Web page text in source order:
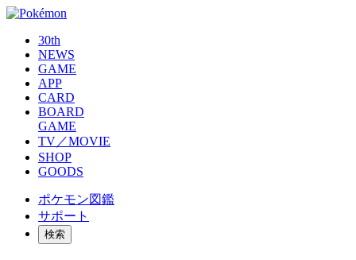
30th
NEWS
GAME
APP
CARD
BOARD
GAME
TV／MOVIE
SHOP
GOODS
ポケモン図鑑
サポート
検索